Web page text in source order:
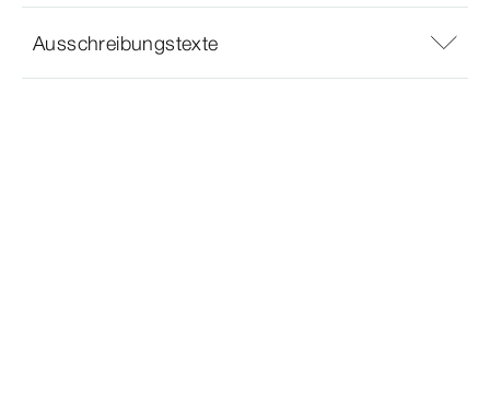
Ausschreibungstexte